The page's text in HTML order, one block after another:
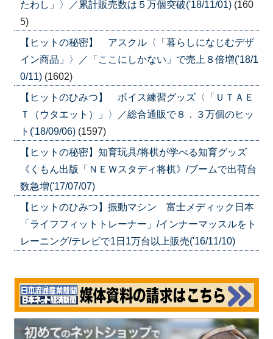
たわし」〉／累計販売数は５万個突破('18/11/01) (160
5)
【ヒットの秘密】 アスクル〈「暮らしになじむデザ
イン商品」〉／「ここにしかない」で売上８倍増('18/1
0/11) (1602)
【ヒットのひみつ】 ボイス練習グッズ〈「ＵＴＡＥ
Ｔ（ウタエット）」〉／総合通販で８．３万個のヒッ
ト('18/09/06) (1597)
【ヒットの秘密】知育玩具/将棋が学べる知育グッズ
《くもん出版「ＮＥＷスタディ将棋》/ブームで出荷台
数急増('17/07/07)
【ヒットのひみつ】振動マシン 富士メディック日本
「ライフフィットトレーナー」/インナーマッスルをト
レーニング/テレビで1日1万台以上販売('16/11/10)